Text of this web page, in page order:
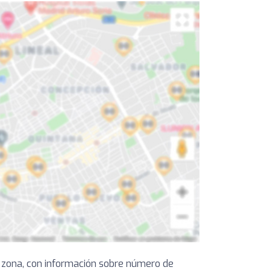
con información sobre número de